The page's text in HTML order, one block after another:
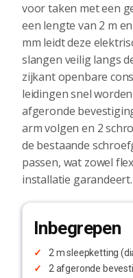
voor taken met een
een lengte van 2 m
mm leidt deze
slangen veilig langs
zijkant openbare
leidingen snel
afgeronde
arm volgen en 2
de bestaande
passen, wat zowel
installatie garandeert.
Inbegrepen
2 m sleepketting
2 afgeronde